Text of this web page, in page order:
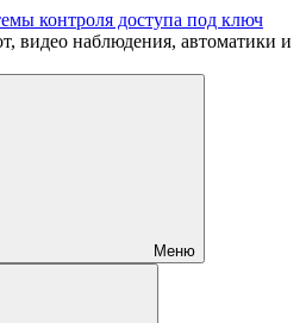
видео наблюдения, автоматики и
Меню